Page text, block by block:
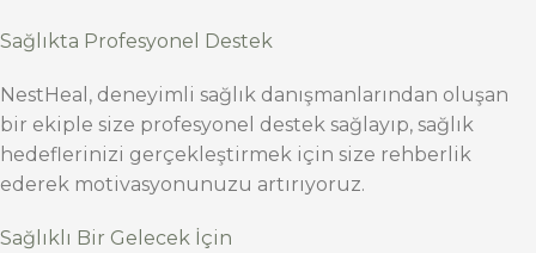
Sağlıkta Profesyonel Destek
NestHeal, deneyimli sağlık danışmanlarından oluşan
bir ekiple size profesyonel destek sağlayıp, sağlık
hedeflerinizi gerçekleştirmek için size rehberlik
ederek motivasyonunuzu artırıyoruz.
Sağlıklı Bir Gelecek İçin